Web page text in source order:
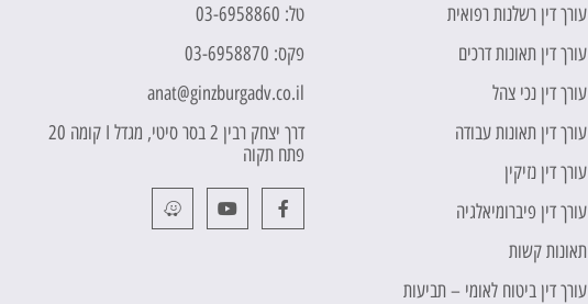
עורך דין רשלנות רפואית
עורך דין תאונות דרכים
עורך דין נכי צהל
עורך דין תאונות עבודה
עורך דין נזיקין
עורך דין פיברומיאלגיה
תאונות קשות
עורך דין ביטוח לאומי – תביעות
טל: 03-6958860
פקס: 03-6958870
anat@ginzburgadv.co.il
דרך יצחק רבין 2 בסר סיטי, מגדל I קומה 20
פתח תקוה